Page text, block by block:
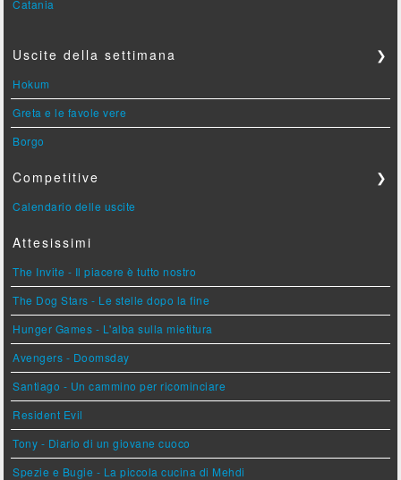
Catania
Uscite della settimana ❯
Hokum
Greta e le favole vere
Borgo
Competitive ❯
Calendario delle uscite
Attesissimi
The Invite - Il piacere è tutto nostro
The Dog Stars - Le stelle dopo la fine
Hunger Games - L'alba sulla mietitura
Avengers - Doomsday
Santiago - Un cammino per ricominciare
Resident Evil
Tony - Diario di un giovane cuoco
Spezie e Bugie - La piccola cucina di Mehdi